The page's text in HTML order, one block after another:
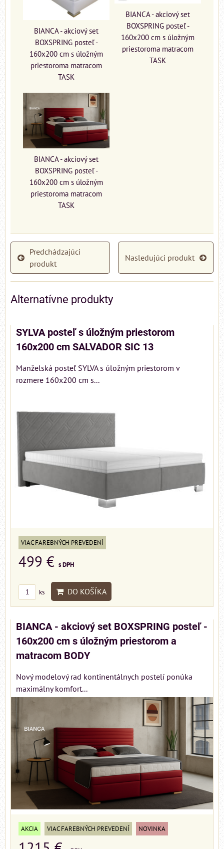
BIANCA - akciový set
BOXSPRING posteľ -
160x200 cm s úložným
priestoroma matracom
TASK
BIANCA - akciový set
BOXSPRING posteľ -
160x200 cm s úložným
priestoroma matracom
TASK
BIANCA - akciový set
BOXSPRING posteľ -
160x200 cm s úložným
priestoroma matracom
TASK
Predchádzajúci
produkt
Nasledujúci produkt
Alternatívne produkty
SYLVA posteľ s úložným priestorom
160x200 cm SALVADOR SIC 13
Manželská posteľ SYLVA s úložným priestorom v
rozmere 160x200 cm s...
VIAC FAREBNÝCH PREVEDENÍ
499 € s DPH
ks DO KOŠÍKA
BIANCA - akciový set BOXSPRING posteľ -
160x200 cm s úložným priestorom a
matracom BODY
Nový modelový rad kontinentálnych postelí ponúka
maximálny komfort...
AKCIA VIAC FAREBNÝCH PREVEDENÍ NOVINKA